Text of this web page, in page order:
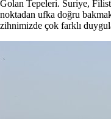
Golan Tepeleri. Suriye,
noktadan ufka doğru
zihnimizde çok farklı